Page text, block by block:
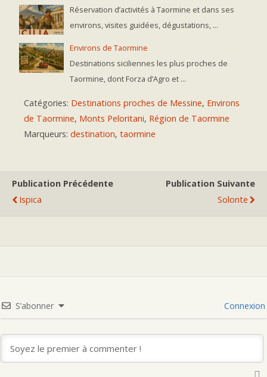
Réservation d’activités à Taormine et dans ses
environs, visites guidées, dégustations, ...
Environs de Taormine
Destinations siciliennes les plus proches de
Taormine, dont Forza d’Agro et ...
Catégories: Destinations proches de Messine, Environs
de Taormine, Monts Peloritani, Région de Taormine
Marqueurs: destination, taormine
Publication Précédente
Ispica
Publication Suivante
Solonte
S’abonner Connexion